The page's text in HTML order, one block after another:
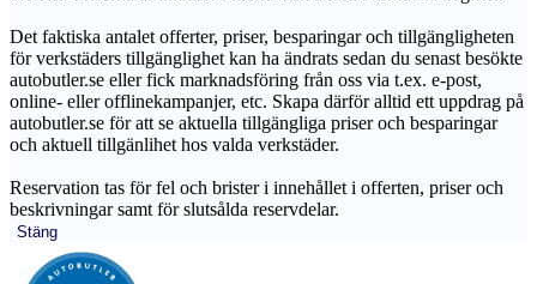
Det faktiska antalet offerter, priser, besparingar och tillgängligheten
för verkstäders tillgänglighet kan ha ändrats sedan du senast besökte
autobutler.se eller fick marknadsföring från oss via t.ex. e-post,
online- eller offlinekampanjer, etc. Skapa därför alltid ett uppdrag på
autobutler.se för att se aktuella tillgängliga priser och besparingar
och aktuell tillgänlihet hos valda verkstäder.
Reservation tas för fel och brister i innehållet i offerten, priser och
beskrivningar samt för slutsålda reservdelar.
Stäng